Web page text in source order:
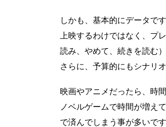
しかも、基本的にデータで
上映するわけではなく、プ
読み、やめて、続きを読む）
さらに、予算的にもシナリ
映画やアニメだったら、時
ノベルゲームで時間が増え
で済んでしまう事が多いです